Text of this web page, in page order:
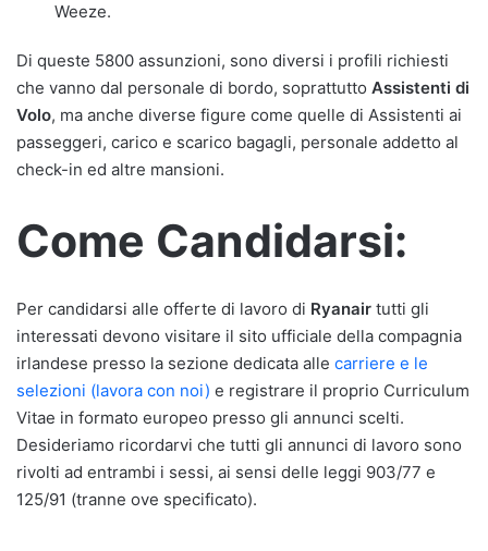
Weeze.
Di queste 5800 assunzioni, sono diversi i profili richiesti
che vanno dal personale di bordo, soprattutto Assistenti di
Volo, ma anche diverse figure come quelle di Assistenti ai
passeggeri, carico e scarico bagagli, personale addetto al
check-in ed altre mansioni.
Come Candidarsi:
Per candidarsi alle offerte di lavoro di Ryanair tutti gli
interessati devono visitare il sito ufficiale della compagnia
irlandese presso la sezione dedicata alle carriere e le
selezioni (lavora con noi) e registrare il proprio Curriculum
Vitae in formato europeo presso gli annunci scelti.
Desideriamo ricordarvi che tutti gli annunci di lavoro sono
rivolti ad entrambi i sessi, ai sensi delle leggi 903/77 e
125/91 (tranne ove specificato).